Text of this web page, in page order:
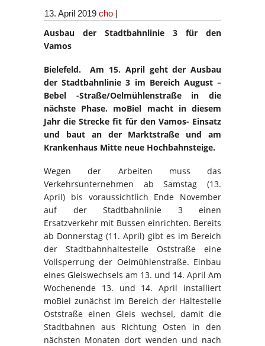
13. April 2019 cho |
Ausbau der Stadtbahnlinie 3 für den
Vamos
Bielefeld. Am 15. April geht der Ausbau
der Stadtbahnlinie 3 im Bereich August –
Bebel -Straße/Oelmühlenstraße in die
nächste Phase. moBiel macht in diesem
Jahr die Strecke fit für den Vamos- Einsatz
und baut an der Marktstraße und am
Krankenhaus Mitte neue Hochbahnsteige.
Wegen der Arbeiten muss das
Verkehrsunternehmen ab Samstag (13.
April) bis voraussichtlich Ende November
auf der Stadtbahnlinie 3 einen
Ersatzverkehr mit Bussen einrichten. Bereits
ab Donnerstag (11. April) gibt es im Bereich
der Stadtbahnhaltestelle Oststraße eine
Vollsperrung der Oelmühlenstraße. Einbau
eines Gleiswechsels am 13. und 14. April Am
Wochenende 13. und 14. April installiert
moBiel zunächst im Bereich der Haltestelle
Oststraße einen Gleis wechsel, damit die
Stadtbahnen aus Richtung Osten in den
nächsten Monaten dort wenden und nach